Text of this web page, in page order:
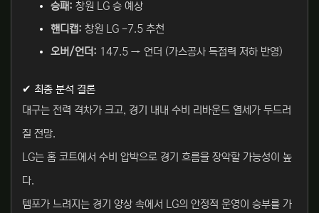
승패: 창원 LG 승 예상
핸디캡: 창원 LG -7.5 추천
오버/언더: 147.5 → 언더 (가스공사 득점력 저하 반영)
✔ 최종 분석 결론
대구는 전력 격차가 크고, 경기 내내 수비 리바운드 열세가 두드러
질 전망.
LG는 홈 코트에서 수비 압박으로 경기 흐름을 장악할 가능성이 높
다.
템포가 느려지는 경기 양상 속에서 LG의 안정적 운영이 승부를 가